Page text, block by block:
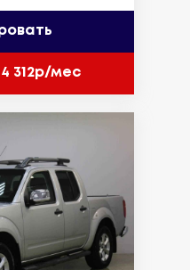
312р/мес